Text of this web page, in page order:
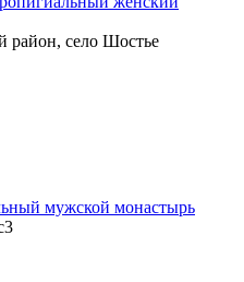
район, село Шостье
мужской монастырь